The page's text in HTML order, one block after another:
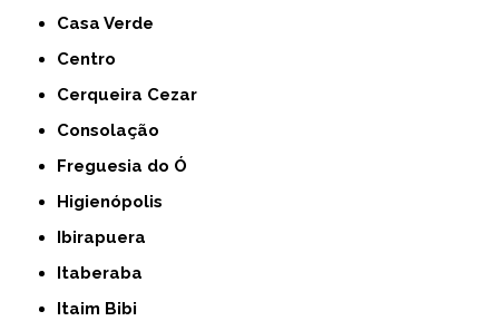
Casa Verde
Centro
Cerqueira Cezar
Consolação
Freguesia do Ó
Higienópolis
Ibirapuera
Itaberaba
Itaim Bibi